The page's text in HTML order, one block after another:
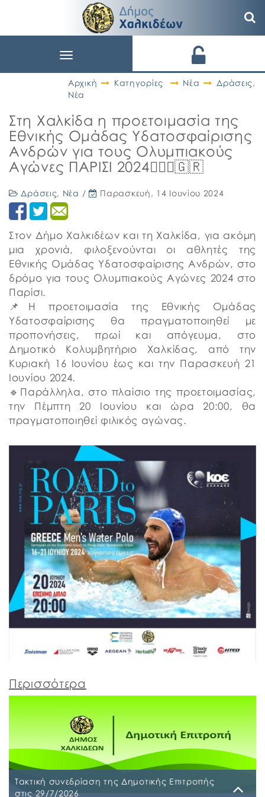
Toggle
Αρχική
Κατηγορίες Νέα Δράσεις,
Νέα
Στη Χαλκίδα η προετοιμασία της
Εθνικής Ομάδας Υδατοσφαίρισης
Ανδρών για τους Ολυμπιακούς
Αγώνες ΠΑΡΙΣΙ 2024🤽🏼‍♂️🇬🇷
Δράσεις, Νέα / Παρασκευή, 14 Ιουνίου 2024
Στον Δήμο Χαλκιδέων και τη Χαλκίδα, για ακόμη
μια χρονιά, φιλοξενούνται οι αθλητές της
Εθνικής Ομάδας Υδατοσφαίρισης Ανδρών, στο
δρόμο για τους Ολυμπιακούς Αγώνες 2024 στο
Παρίσι.
📌Η προετοιμασία της Εθνικής Ομάδας
Υδατοσφαίρισης θα πραγματοποιηθεί με
προπονήσεις, πρωί και απόγευμα, στο
Δημοτικό Κολυμβητήριο Χαλκίδας, από την
Κυριακή 16 Ιουνίου έως και την Παρασκευή 21
Ιουνίου 2024.
🔹Παράλληλα, στο πλαίσιο της προετοιμασίας,
την Πέμπτη 20 Ιουνίου και ώρα 20:00, θα
πραγματοποιηθεί φιλικός αγώνας.
Περισσότερα
Τακτική συνεδρίαση της Δημοτικής Επιτροπής
στις 29/7/2026